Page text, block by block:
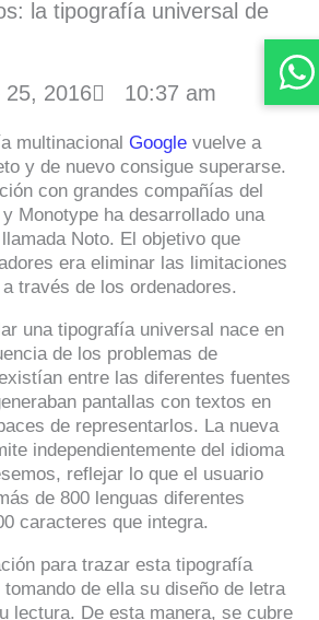
la tipografía universal de
25, 2016 10:37 am
multinacional Google vuelve a
y de nuevo consigue superarse.
con grandes compañías del
Monotype ha desarrollado una
Noto. El objetivo que
era eliminar las limitaciones
través de los ordenadores.
una tipografía universal nace en
de los problemas de
entre las diferentes fuentes
pantallas con textos en
de representarlos. La nueva
independientemente del idioma
reflejar lo que el usuario
de 800 lenguas diferentes
caracteres que integra.
para trazar esta tipografía
tomando de ella su diseño de letra
lectura. De esta manera, se cubre